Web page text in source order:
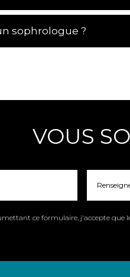
sophrologue ?
VOUS
ce formulaire, j'accepte que